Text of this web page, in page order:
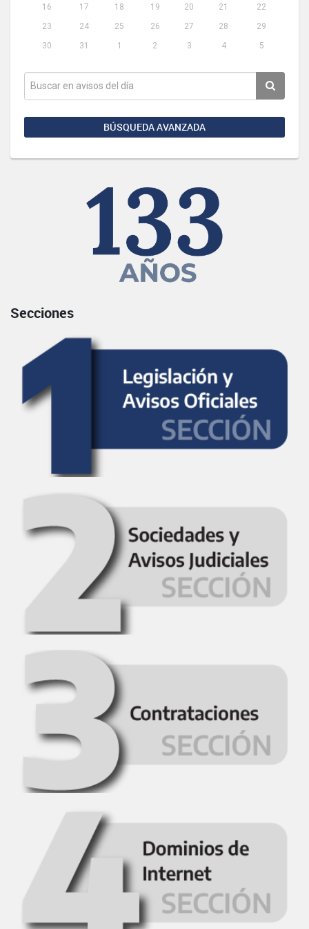
16
17 18 19 20 21
22
23
24 25 26 27 28
29
30
31 1 2 3 4 5
BÚSQUEDA AVANZADA
Secciones